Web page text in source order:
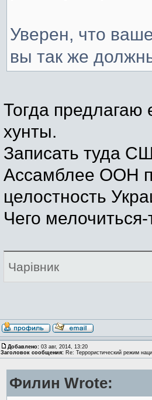
Уверен, что
вы так же
Тогда
хунты.
Записать туда
Ассамблее ООН
целостность
Чего
Чарівник
Добавлено: 03 авг, 2014, 13:20
Заголовок сообщения: Re: Террористический режим
Филин Wrote: